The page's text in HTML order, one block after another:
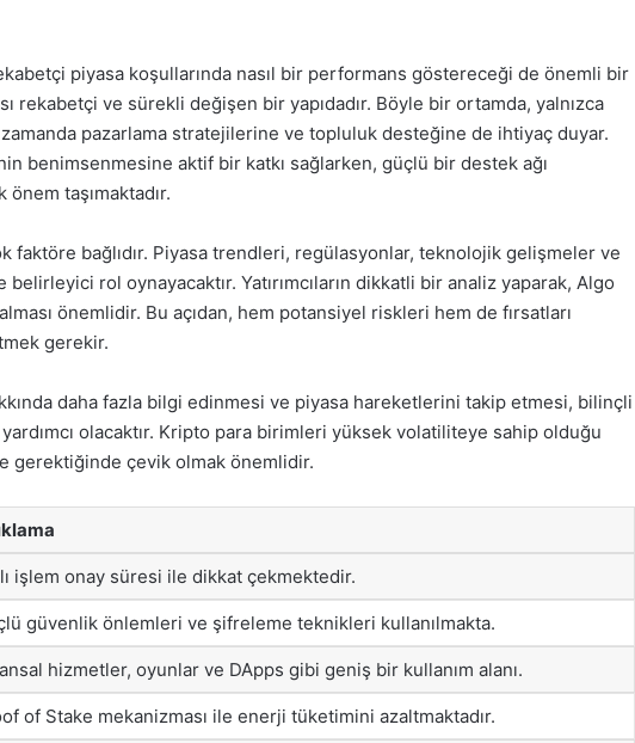
piyasa koşullarında nasıl bir performans göstereceği de önemli bir
rekabetçi ve sürekli değişen bir yapıdadır. Böyle bir ortamda, yalnızca
zamanda pazarlama stratejilerine ve topluluk desteğine de ihtiyaç duyar.
benimsenmesine aktif bir katkı sağlarken, güçlü bir destek ağı
taşımaktadır.
faktöre bağlıdır. Piyasa trendleri, regülasyonlar, teknolojik gelişmeler ve
rol oynayacaktır. Yatırımcıların dikkatli bir analiz yaparak, Algo
önemlidir. Bu açıdan, hem potansiyel riskleri hem de fırsatları
gerekir.
daha fazla bilgi edinmesi ve piyasa hareketlerini takip etmesi, bilinçli
yardımcı olacaktır. Kripto para birimleri yüksek volatiliteye sahip olduğu
gerektiğinde çevik olmak önemlidir.
işlem onay süresi ile dikkat çekmektedir.
güvenlik önlemleri ve şifreleme teknikleri kullanılmakta.
hizmetler, oyunlar ve DApps gibi geniş bir kullanım alanı.
of Stake mekanizması ile enerji tüketimini azaltmaktadır.